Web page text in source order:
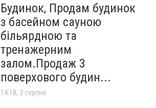
Будинок, Продам будинок
з басейном сауною
більярдною та
тренажерним
залом.Продаж 3
поверхового будин...
14:18, 3 серпня